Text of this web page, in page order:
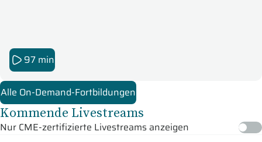
97 min
Alle On-Demand-Fortbildungen
Kommende Livestreams
Nur CME-zertifizierte Livestreams anzeigen